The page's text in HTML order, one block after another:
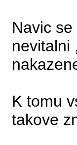
Navic
nevitalni
K tomu
takove